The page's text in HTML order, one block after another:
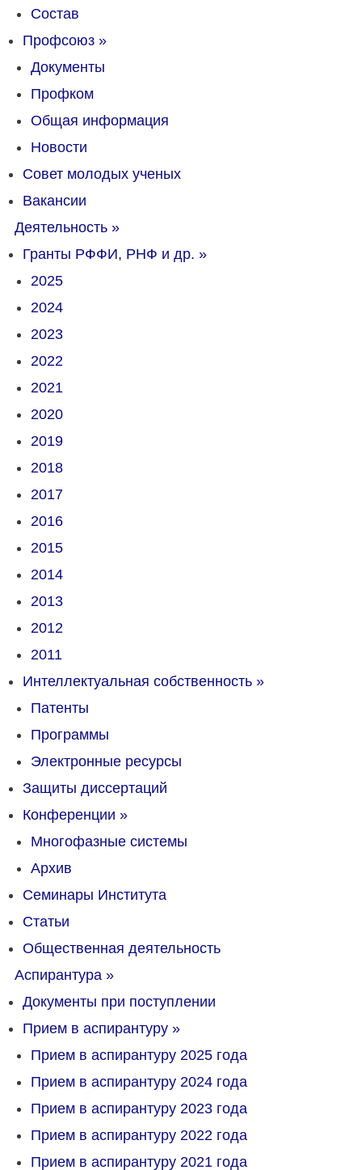
Состав
Профсоюз »
Документы
Профком
Общая информация
Новости
Совет молодых ученых
Вакансии
Деятельность »
Гранты РФФИ, РНФ и др. »
2025
2024
2023
2022
2021
2020
2019
2018
2017
2016
2015
2014
2013
2012
2011
Интеллектуальная собственность »
Патенты
Программы
Электронные ресурсы
Защиты диссертаций
Конференции »
Многофазные системы
Архив
Семинары Института
Статьи
Общественная деятельность
Аспирантура »
Документы при поступлении
Прием в аспирантуру »
Прием в аспирантуру 2025 года
Прием в аспирантуру 2024 года
Прием в аспирантуру 2023 года
Прием в аспирантуру 2022 года
Прием в аспирантуру 2021 года